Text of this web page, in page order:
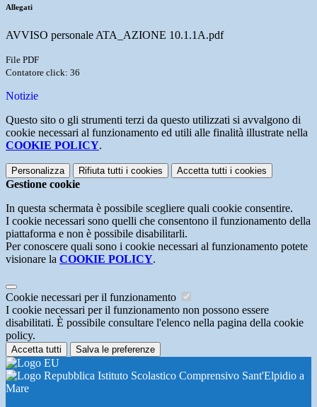
Allegati
AVVISO personale ATA_AZIONE 10.1.1A.pdf
File PDF
Contatore click: 36
Notizie
Questo sito o gli strumenti terzi da questo utilizzati si avvalgono di
cookie necessari al funzionamento ed utili alle finalità illustrate nella
COOKIE POLICY.
Personalizza Rifiuta tutti i cookies Accetta tutti i cookies
Gestione cookie
In questa schermata è possibile scegliere quali cookie consentire.
I cookie necessari sono quelli che consentono il funzionamento della
piattaforma e non è possibile disabilitarli.
Per conoscere quali sono i cookie necessari al funzionamento potete
visionare la COOKIE POLICY.
Cookie necessari per il funzionamento
I cookie necessari per il funzionamento non possono essere
disabilitati. È possibile consultare l'elenco nella pagina della cookie
policy.
Accetta tutti Salva le preferenze
Istituto Scolastico Comprensivo Sant'Elpidio a
Mare